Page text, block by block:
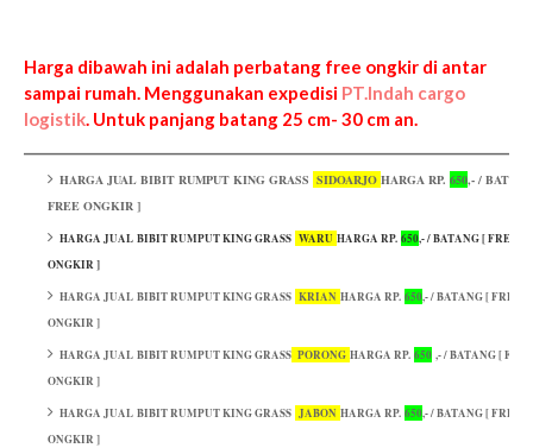
Harga dibawah ini adalah perbatang free ongkir di antar
sampai rumah. Menggunakan expedisi PT.Indah cargo
logistik. Untuk panjang batang 25 cm- 30 cm an.
HARGA JUAL BIBIT RUMPUT KING GRASS SIDOARJO HARGA RP. 650,- /
FREE ONGKIR ]
HARGA JUAL BIBIT RUMPUT KING GRASS WARU HARGA RP. 650,- / BATANG [ FREE
ONGKIR ]
HARGA JUAL BIBIT RUMPUT KING GRASS KRIAN HARGA RP. 650,- / BATANG [ FREE
ONGKIR ]
HARGA JUAL BIBIT RUMPUT KING GRASS PORONG HARGA RP. 650 ,- / BATANG [ FREE
ONGKIR ]
HARGA JUAL BIBIT RUMPUT KING GRASS JABON HARGA RP. 650,- / BATANG [ FREE
ONGKIR ]